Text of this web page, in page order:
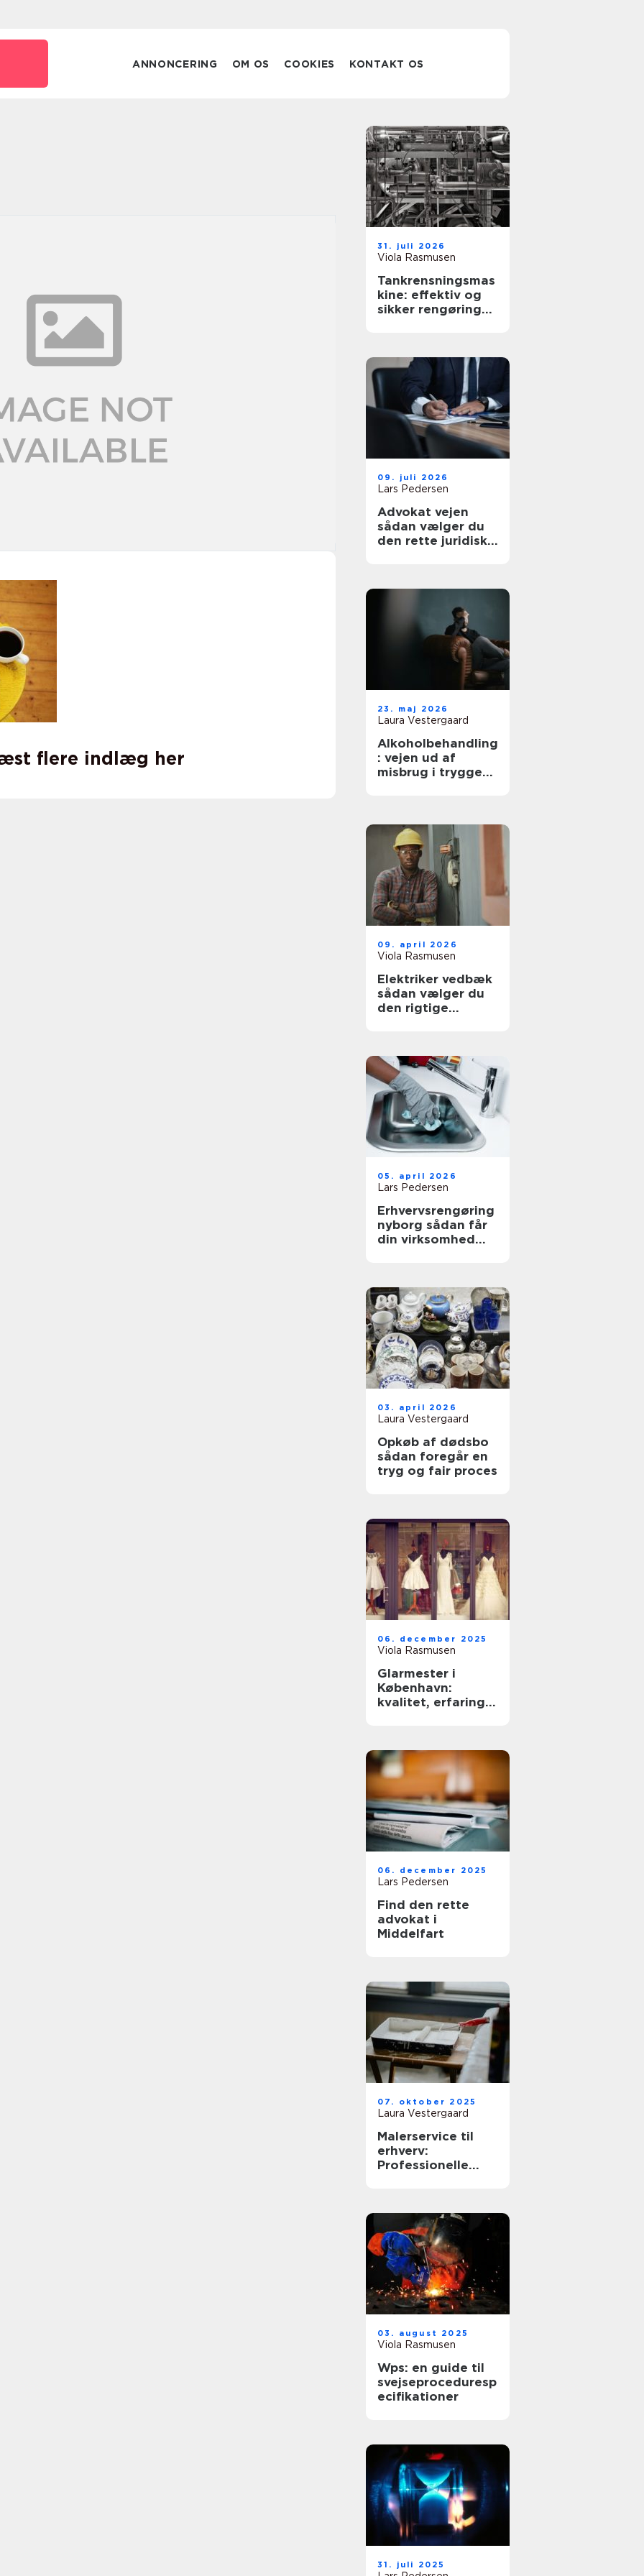
ANNONCERING OM OS COOKIES KONTAKT OS
flere indlæg her
31. juli 2026
Viola Rasmusen
Tankrensningsmas
kine: effektiv og
sikker rengøring
09. juli 2026
Lars Pedersen
Advokat vejen
sådan vælger du
den rette juridiske
23. maj 2026
Laura Vestergaard
Alkoholbehandling
: vejen ud af
misbrug i trygge
09. april 2026
Viola Rasmusen
Elektriker vedbæk
sådan vælger du
den rigtige
05. april 2026
Lars Pedersen
Erhvervsrengøring
nyborg sådan får
din virksomhed
03. april 2026
Laura Vestergaard
Opkøb af dødsbo
sådan foregår en
tryg og fair proces
06. december 2025
Viola Rasmusen
Glarmester i
København:
kvalitet, erfaring
06. december 2025
Lars Pedersen
Find den rette
advokat i
Middelfart
07. oktober 2025
Laura Vestergaard
Malerservice til
erhverv:
Professionelle
03. august 2025
Viola Rasmusen
Wps: en guide til
svejseproceduresp
ecifikationer
31. juli 2025